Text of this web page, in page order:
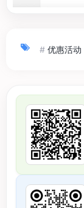
# 优惠活动